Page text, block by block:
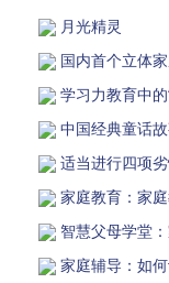
月光精灵
国内首个立体
学习力教育中
中国经典童话
适当进行四项
家庭教育：家
智慧父母学堂
家庭辅导：如